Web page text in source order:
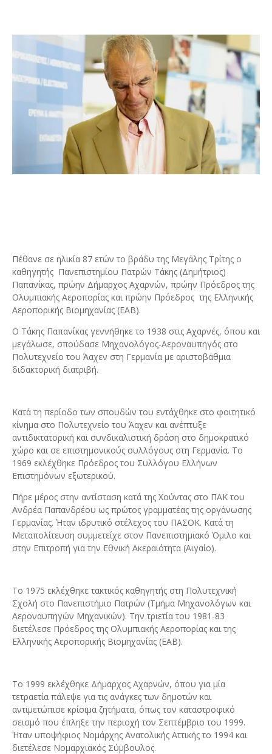
Πέθανε σε ηλικία 87 ετών το βράδυ της Μεγάλης Τρίτης ο
καθηγητής Πανεπιστημίου Πατρών Τάκης (Δημήτριος)
Παπανίκας, πρώην Δήμαρχος Αχαρνών, πρώην Πρόεδρος της
Ολυμπιακής Αεροπορίας και πρώην Πρόεδρος της Ελληνικής
Αεροπορικής Βιομηχανίας (ΕΑΒ).
Ο Τάκης Παπανίκας γεννήθηκε το 1938 στις Αχαρνές, όπου και
μεγάλωσε, σπούδασε Μηχανολόγος-Αεροναυπηγός στο
Πολυτεχνείο του Άαχεν στη Γερμανία με αριστοβάθμια
διδακτορική διατριβή.
Κατά τη περίοδο των σπουδών του εντάχθηκε στο φοιτητικό
κίνημα στο Πολυτεχνείο του Άαχεν και ανέπτυξε
αντιδικτατορική και συνδικαλιστική δράση στο δημοκρατικό
χώρο και σε επιστημονικούς συλλόγους στη Γερμανία. Το
1969 εκλέχθηκε Πρόεδρος του Συλλόγου Ελλήνων
Επιστημόνων εξωτερικού.
Πήρε μέρος στην αντίσταση κατά της Χούντας στο ΠΑΚ του
Ανδρέα Παπανδρέου ως πρώτος γραμματέας της οργάνωσης
Γερμανίας. Ήταν ιδρυτικό στέλεχος του ΠΑΣΟΚ. Κατά τη
Μεταπολίτευση συμμετείχε στον Πανεπιστημιακό Όμιλο και
στην Επιτροπή για την Εθνική Ακεραιότητα (Αιγαίο).
Το 1975 εκλέχθηκε τακτικός καθηγητής στη Πολυτεχνική
Σχολή στο Πανεπιστήμιο Πατρών (Τμήμα Μηχανολόγων και
Αεροναυπηγών Μηχανικών). Την τριετία του 1981-83
διετέλεσε Πρόεδρος της Ολυμπιακής Αεροπορίας και της
Ελληνικής Αεροπορικής Βιομηχανίας (ΕΑΒ).
Το 1999 εκλέχθηκε Δήμαρχος Αχαρνών, όπου για μία
τετραετία πάλεψε για τις ανάγκες των δημοτών και
αντιμετώπισε κρίσιμα ζητήματα, όπως τον καταστροφικό
σεισμό που έπληξε την περιοχή τον Σεπτέμβριο του 1999.
Ήταν υποψήφιος Νομάρχης Ανατολικής Αττικής το 1994 και
διετέλεσε Νομαρχιακός Σύμβουλος.